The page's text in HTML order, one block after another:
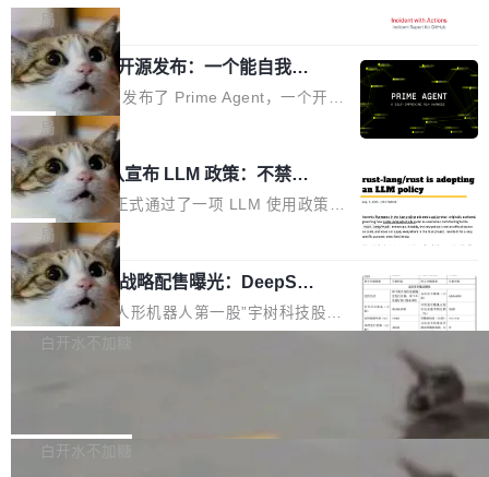
驱动你去学 CuTe，但还没被那些"邪恶的" Hopp
er++ 优化所淹没，足够容易修改和适配。 更关
键的是 FA2 的持久性...
也为产业链企业探索产品创新与商业增长打开新
的空间。 8月14日，开源鸿蒙智能硬件开发者日
（OHDD：OpenHarmony Hardware Develope
r Day）将在杭州启航。活动面向智能硬件产业
链企业和开发者，邀请行业专家与资深技术顾
问，围绕开源鸿蒙技术能力、设备适配、芯片适
配、功耗与稳定性调优、兼容性测评及统一互联
等内容展开系统讲解和实战交流，帮助企业进一
步了解开源鸿蒙在智能...
模服务降级，Actions 完全不可用超过 5 小时，
webhook 停发，连自托管 runner 也因调度层故
障无法工作。Pages、Copilot code review、C
opilot coding agent 全部受影响。从检测到完全
恢复，大约 12 小时。 这是 2026 年 8 月的第六
起事故，其中四起与 AI/Copilot 服务相关。 Git
Hub 员工 kdaigle 在 HN 讨论中贴出了一组数
据：2025 年全年 10 亿次 commit。现在，每周
2.75 亿次，全年预计 140 亿次。GitHub...
局
Prime Agent 开源发布：一个能自我改
进的编程 Agent，ARC-AGI 3 超越人类
专家基线
Prime Intellect 发布了 Prime Agent，一个开源
的编程 Agent Harness，核心设计围绕两个抽
象：Recursive Language Model（RLM）和 C
ontinual Harness。在 ARC-AGI 3 基准测试
上，Prime Agent + Opus 5 的组合达到了 95.
5% RHAE Best@1，超过了 ARC 报告的人类专
家基线 95.4%。 不是又一个 coding agent 包装
器 Prime Agent 的架构和市面上大多数 coding
agent 有本质区别。大多数 agent harness 的设
计是基于早期模型的能力—...
局
Rust 项目团队宣布 LLM 政策：不禁
止，但你要承认哪些代码不是你写的
Rust 语言项目正式通过了一项 LLM 使用政策，
覆盖 rust-lang/rust 单一仓库的代码贡献。这不
是项目级别的官方立场，目前由五个团队采纳，
但它可能是主流开源项目中关于 AI 辅助贡献最
细致的一份规则。 政策的核心只有一句话：LLM
可以用来分析、提炼、审阅、建议，但不能用来
不得生成涉及安全性的关键变更，除非作者本身
局
宇树科技 IPO 战略配售曝光：DeepSe
ek 获配 93.3 万股，锁定 36 个月
8月6日晚间，“人形机器人第一股”宇树科技股份
有限公司披露IPO发行价格及战略配售结果，杭
36个月。 公告显示，本次宇树科技战略配售对
白开水不加糖
Bug fixes and enhancements 修复多次传递同
白开水不加糖